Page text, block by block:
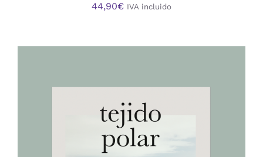
44,90€ IVA incluido